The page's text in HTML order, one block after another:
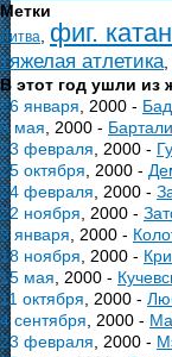
Метки
Литва фиг.
тяжелая атлетика
В этот год ушли из
26 января , 2000 -
5 мая , 2000 -
23 февраля , 2000 -
25 октября , 2000 -
24 февраля , 2000 -
22 ноября , 2000 -
3 января , 2000 -
18 ноября , 2000 -
15 мая , 2000 -
11 октября , 2000 -
4 сентября , 2000 -
23 февраля , 2000 -